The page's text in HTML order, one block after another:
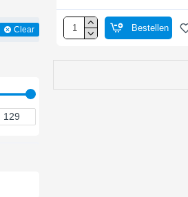
Clear Bestellen